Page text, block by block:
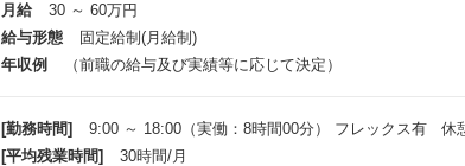
月給
30 ～ 60万円
給与形態
固定給制(月給制)
年収例
（前職の給与及び実績等に応じて決定）
[勤務時間]
9:00 ～ 18:00（実働：8時間00分） フレックス有 休
[平均残業時間]
30時間/月